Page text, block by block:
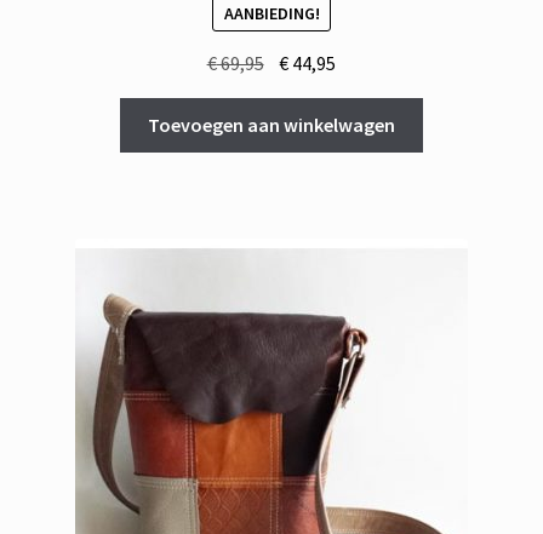
AANBIEDING!
€69,95 Oorspronkelijke
was:
€ 69,95.
€ 44,95
is:
€ 44,95.
Toevoegen aan winkelwagen